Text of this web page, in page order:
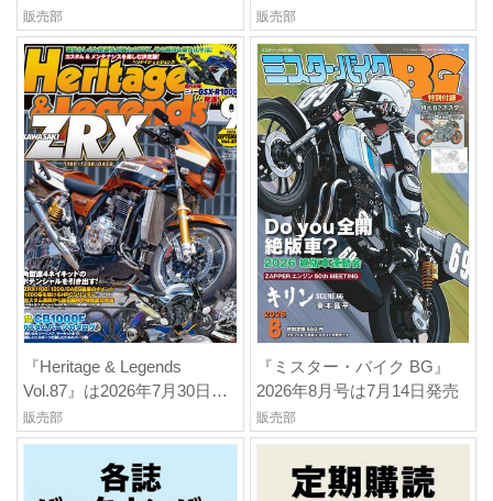
販売部 販売部
『Heritage & Legends
Vol.87』は2026年7月30日発
売
販売部
『ミスター・バイク BG』
2026年8月号は7月14日発売
販売部